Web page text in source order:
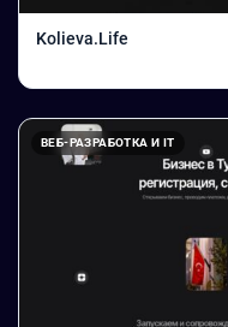
Kolieva.Life
ВЕБ-РАЗРАБОТКА И IT